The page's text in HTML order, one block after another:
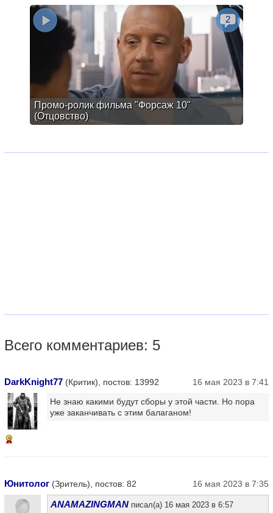
Промо-ролик фильма "Форсаж 10"
(Отцовство)
2
Всего комментариев: 5
DarkKnight77 (Критик), постов: 13992 16 мая 2023 в 7:41
5
Не знаю какими будут сборы у этой части. Но пора
уже заканчивать с этим балаганом!
Юнитолог (Зритель), постов: 82 16 мая 2023 в 7:35
ANAMAZINGMAN писал(а) 16 мая 2023 в 6:57